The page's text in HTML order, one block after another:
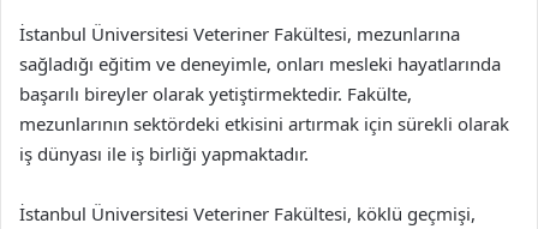
İstanbul Üniversitesi Veteriner Fakültesi, mezunlarına
sağladığı eğitim ve deneyimle, onları mesleki hayatlarında
başarılı bireyler olarak yetiştirmektedir. Fakülte,
mezunlarının sektördeki etkisini artırmak için sürekli olarak
iş dünyası ile iş birliği yapmaktadır.
İstanbul Üniversitesi Veteriner Fakültesi, köklü geçmişi,